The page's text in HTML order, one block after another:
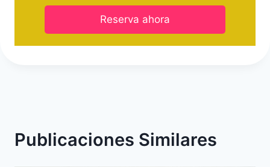
Reserva ahora
Publicaciones Similares